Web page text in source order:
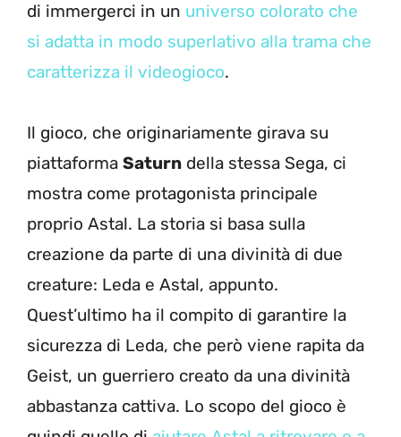
di immergerci in un universo colorato che
si adatta in modo superlativo alla trama che
caratterizza il videogioco.
Il gioco, che originariamente girava su
piattaforma Saturn della stessa Sega, ci
mostra come protagonista principale
proprio Astal. La storia si basa sulla
creazione da parte di una divinità di due
creature: Leda e Astal, appunto.
Quest’ultimo ha il compito di garantire la
sicurezza di Leda, che però viene rapita da
Geist, un guerriero creato da una divinità
abbastanza cattiva. Lo scopo del gioco è